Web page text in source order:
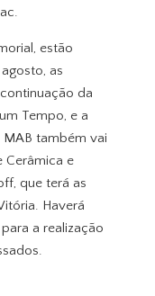
estão
as
da
Tempo, e a
MAB também vai
Cerâmica e
que terá as
Haverá
a realização